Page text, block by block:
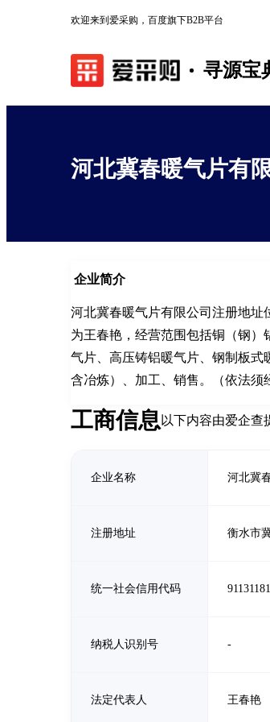
欢迎来到爱采购，百度旗下B2B平台
寻源宝
河北冀春暖气片有
企业简介
河北冀春暖气片有限公司注册地
为王春艳，经营范围包括铜（钢
气片、高压铸铝暖气片、钢制板
含冶炼）、加工、销售。（依法须
工商信息以下内容由爱企查
企业名称 河北冀
注册地址 衡水市
统一社会信用代码
纳税人识别号 -
法定代表人 王春艳